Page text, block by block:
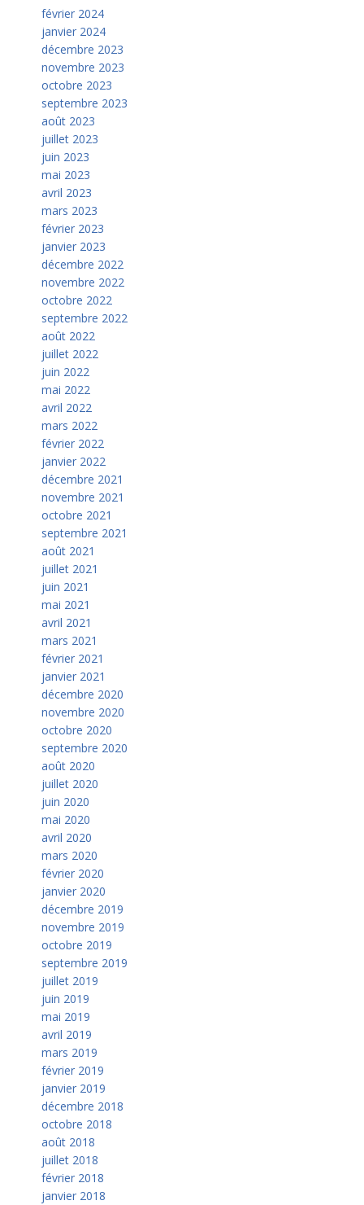
février 2024
janvier 2024
décembre 2023
novembre 2023
octobre 2023
septembre 2023
août 2023
juillet 2023
juin 2023
mai 2023
avril 2023
mars 2023
février 2023
janvier 2023
décembre 2022
novembre 2022
octobre 2022
septembre 2022
août 2022
juillet 2022
juin 2022
mai 2022
avril 2022
mars 2022
février 2022
janvier 2022
décembre 2021
novembre 2021
octobre 2021
septembre 2021
août 2021
juillet 2021
juin 2021
mai 2021
avril 2021
mars 2021
février 2021
janvier 2021
décembre 2020
novembre 2020
octobre 2020
septembre 2020
août 2020
juillet 2020
juin 2020
mai 2020
avril 2020
mars 2020
février 2020
janvier 2020
décembre 2019
novembre 2019
octobre 2019
septembre 2019
juillet 2019
juin 2019
mai 2019
avril 2019
mars 2019
février 2019
janvier 2019
décembre 2018
octobre 2018
août 2018
juillet 2018
février 2018
janvier 2018